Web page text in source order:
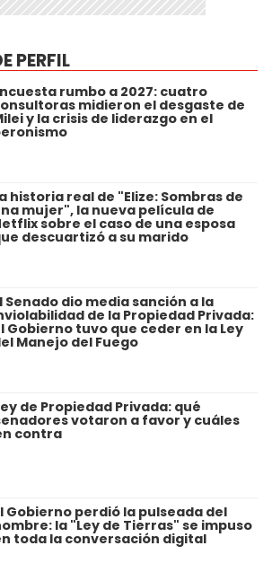
PERFIL
rumbo a 2027: cuatro
midieron el desgaste de
y la crisis de liderazgo en el
historia real de "Elize: Sombras de
mujer", la nueva película de
sobre el caso de una esposa
descuartizó a su marido
Senado dio media sanción a la
de la Propiedad Privada:
Gobierno tuvo que ceder en la Ley
Manejo del Fuego
de Propiedad Privada: qué
votaron a favor y cuáles
contra
Gobierno perdió la pulseada del
la "Ley de Tierras" se impuso
toda la conversación digital